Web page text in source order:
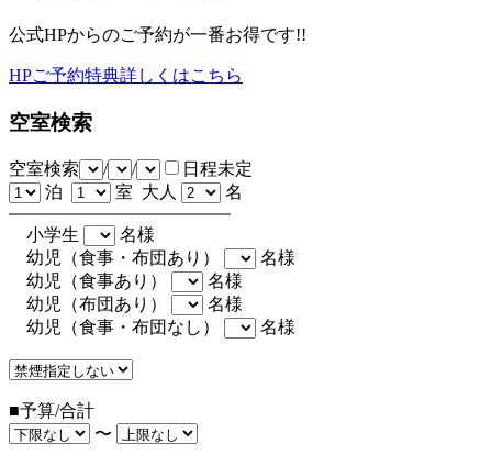
公式HPからのご予約が一番お得です!!
HPご予約特典詳しくはこちら
空室検索
空室検索 / /
日程未定
泊
室 大人 名
小学生
名様
幼児（食事・布団あり）
名様
幼児（食事あり）
名様
幼児（布団あり）
名様
幼児（食事・布団なし）
名様
■予算/合計
〜